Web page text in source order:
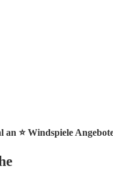
⭐️ Windspiele